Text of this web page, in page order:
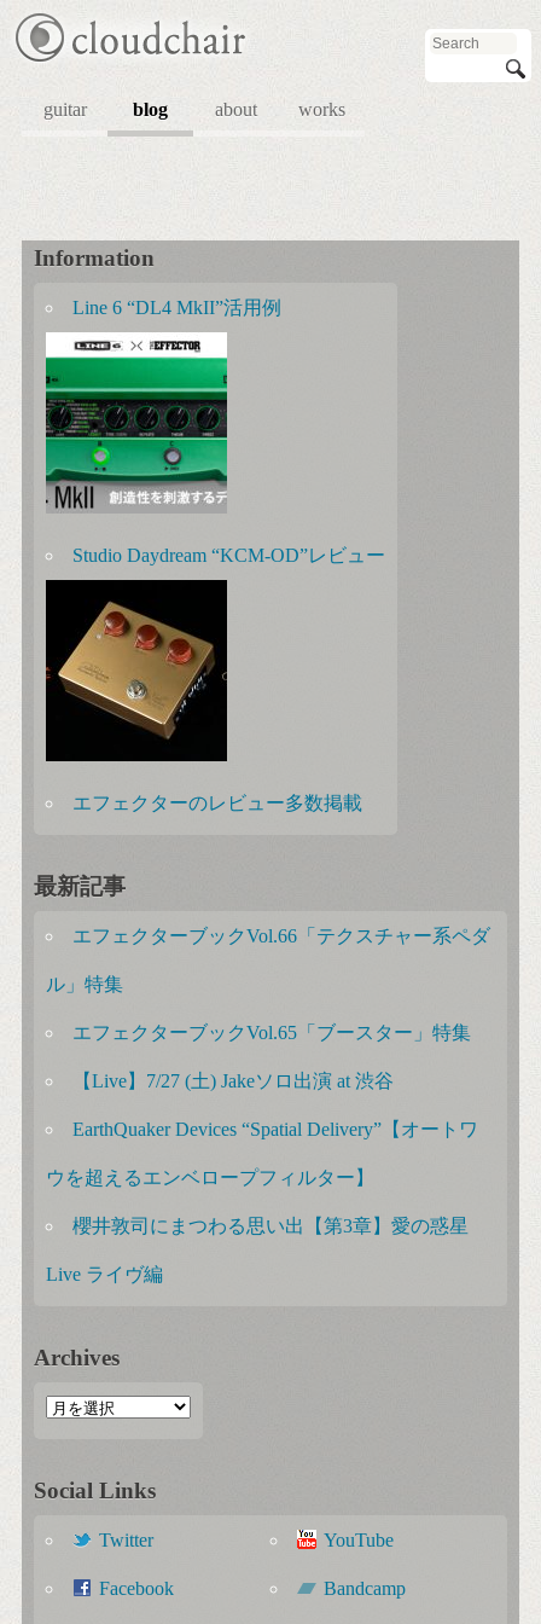
guitar blog about works
Information
Line 6 “DL4 MkII”活用例
Studio Daydream “KCM-OD”レビュー
エフェクターのレビュー多数掲載
最新記事
エフェクターブックVol.66「テクスチャー系ペダ
ル」特集
エフェクターブックVol.65「ブースター」特集
【Live】7/27 (土) Jakeソロ出演 at 渋谷
EarthQuaker Devices “Spatial Delivery”【オートワ
ウを超えるエンベロープフィルター】
櫻井敦司にまつわる思い出【第3章】愛の惑星
Live ライヴ編
Archives
Social Links
Twitter YouTube
Facebook Bandcamp